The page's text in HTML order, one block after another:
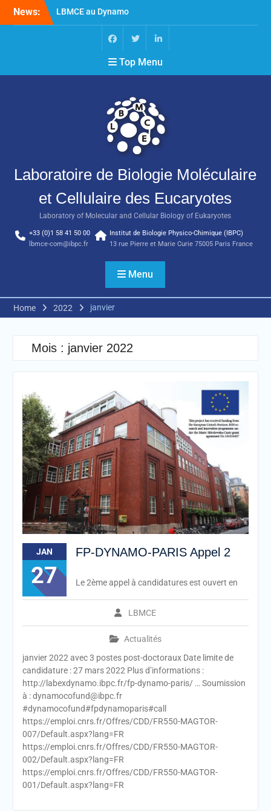
News:
LBMCE au Dynamo
Symposium
LBMCE au Yeast meeting
Nouvelle publication de
l’équipe Chaperons
Moléculaires et Biogenèse
Macromoléculaires
Top Menu
Laboratoire de Biologie Moléculaire
et Cellulaire des Eucaryotes
Laboratory of Molecular and Cellular Biology of Eukaryotes
+33 (0)1 58 41 50 00
lbmce-com@ibpc.fr
Institut de Biologie Physico-Chimique (IBPC)
13 rue Pierre et Marie Curie 75005 Paris France
Menu
Home 2022 janvier
Mois : janvier 2022
JAN
27
FP-DYNAMO-PARIS Appel 2
LBMCE
Actualités
Le 2ème appel à candidatures est ouvert en
janvier 2022 avec 3 postes post-doctoraux Date limite de
candidature : 27 mars 2022 Plus d’informations :
http://labexdynamo.ibpc.fr/fp-dynamo-paris/ … Soumission
à : dynamocofund@ibpc.fr
#dynamocofund#fpdynamoparis#call
https://emploi.cnrs.fr/Offres/CDD/FR550-MAGTOR-
007/Default.aspx?lang=FR
https://emploi.cnrs.fr/Offres/CDD/FR550-MAGTOR-
002/Default.aspx?lang=FR
https://emploi.cnrs.fr/Offres/CDD/FR550-MAGTOR-
001/Default.aspx?lang=FR